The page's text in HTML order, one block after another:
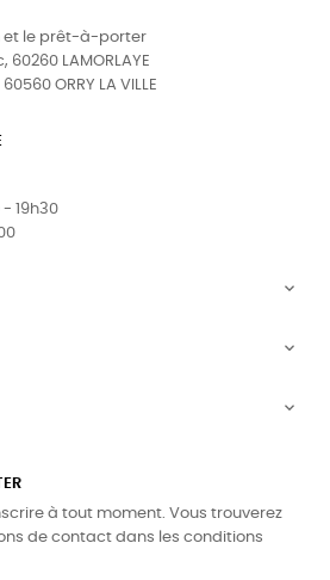
et le prêt-à-porter
LAMORLAYE
ORRY LA VILLE
19h30



à tout moment. Vous trouverez
de contact dans les conditions